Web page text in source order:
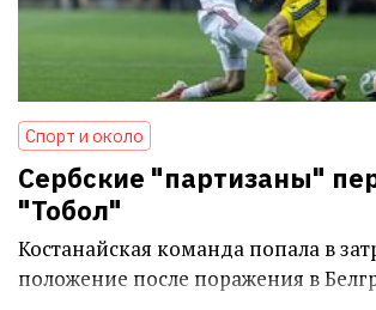
Спорт и около
Сербские "партизаны"
"Тобол"
Костанайская команда попала в
положение после поражения в